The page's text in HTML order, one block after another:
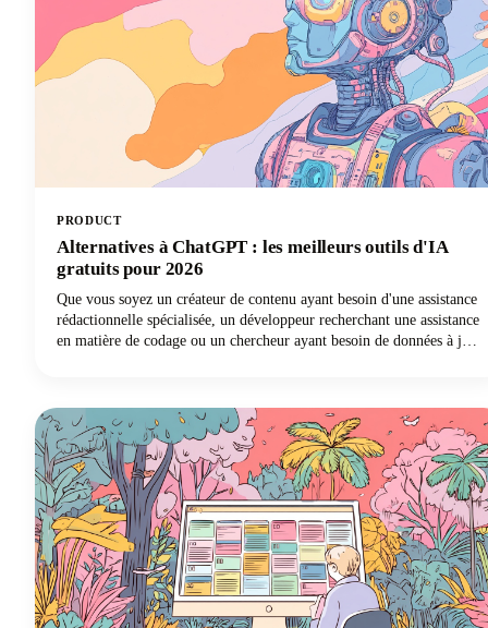
PRODUCT
Alternatives à ChatGPT : les meilleurs outils d'IA
gratuits pour 2026
Que vous soyez un créateur de contenu ayant besoin d'une assistance
rédactionnelle spécialisée, un développeur recherchant une assistance
en matière de codage ou un chercheur ayant besoin de données à jour
fonctionnalités exceptionnelles et vous aidons à découvrir quelle
alternative à ChatGPT transformera votre façon de travailler.